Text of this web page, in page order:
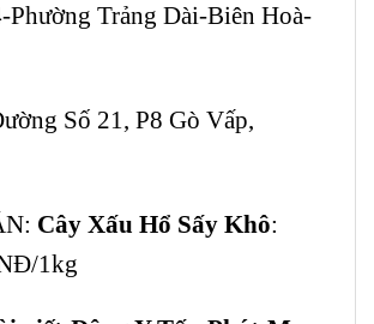
Phường Trảng Dài-Biên Hoà-
Số 21, P8 Gò Vấp,
Cây Xấu Hổ Sấy Khô:
1kg